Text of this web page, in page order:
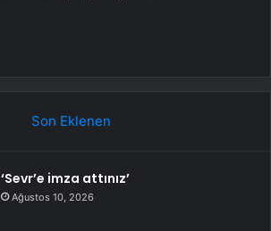
Son Eklenen
‘Sevr’e imza attınız’
Ağustos 10, 2026